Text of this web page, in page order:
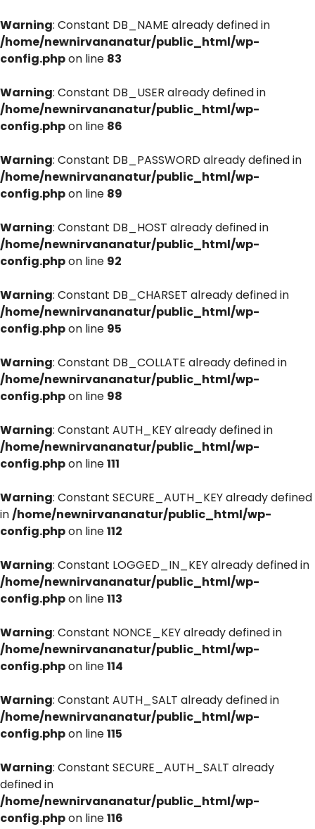
Warning: Constant DB_NAME already defined in
/home/newnirvananatur/public_html/wp-
config.phpon line 83
Warning: Constant DB_USER already defined in
/home/newnirvananatur/public_html/wp-
config.phpon line 86
Warning: Constant DB_PASSWORD already defined in
/home/newnirvananatur/public_html/wp-
config.phpon line 89
Warning: Constant DB_HOST already defined in
/home/newnirvananatur/public_html/wp-
config.phpon line 92
Warning: Constant DB_CHARSET already defined in
/home/newnirvananatur/public_html/wp-
config.phpon line 95
Warning: Constant DB_COLLATE already defined in
/home/newnirvananatur/public_html/wp-
config.phpon line 98
Warning: Constant AUTH_KEY already defined in
/home/newnirvananatur/public_html/wp-
config.phpon line111
Warning: Constant SECURE_AUTH_KEY already defined
in/home/newnirvananatur/public_html/wp-
config.phpon line112
Warning: Constant LOGGED_IN_KEY already defined in
/home/newnirvananatur/public_html/wp-
config.phpon line113
Warning: Constant NONCE_KEY already defined in
/home/newnirvananatur/public_html/wp-
config.phpon line114
Warning: Constant AUTH_SALT already defined in
/home/newnirvananatur/public_html/wp-
config.phpon line115
Warning: Constant SECURE_AUTH_SALT already
defined in
/home/newnirvananatur/public_html/wp-
config.phpon line116